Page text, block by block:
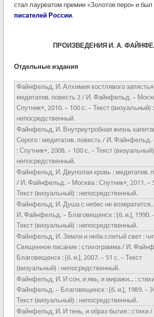
стал лауреатом премии «Золотое перо» и был
писателей России.
ПРОИЗВЕДЕНИЯ И. А.
Отдельные издания
Файнфельд, И. Алхимия костлявого запястья
медитатив. повесть 2 / И. Файнфельд. –
Спутник+, 2010. – 100 с. – Текст (визуальный) :
непосредственный.
Файнфельд, И. Внутриутробная жизнь
Серого : медитатив. повесть / И. Файнфельд.
: Спутник+, 2008. – 100 с. – Текст
непосредственный.
Файнфельд, И. Двуполая кровь : медитатив.
/ И. Файнфельд. – Москва : Спутник+, 2011. –
Текст (визуальный) : непосредственный.
Файнфельд, И. Душа с небес не
И. Файнфельд. – Благовещенск : [б. и.], 1990.
Текст (визуальный) : непосредственный.
Файнфельд, И. Земли и неба слитый свет :
Священное писание : стихограмма / И.
Благовещенск : [б. и.], 2007. – 51 с. – Текст
(визуальный) : непосредственный.
Файнфельд, И. И сон, и явь, и миражи... :
Файнфельд. – Благовещенск : [б. и.], 1989. –
Текст (визуальный) : непосредственный.
Файнфельд, И. И тень, и образ бытия : стихи /